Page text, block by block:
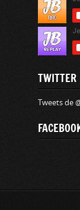
TWITTER
Tweets de